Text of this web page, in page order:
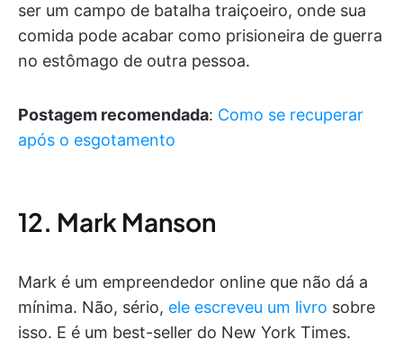
ser um campo de batalha traiçoeiro, onde sua
comida pode acabar como prisioneira de guerra
no estômago de outra pessoa.
Postagem recomendada: Como se recuperar
após o esgotamento
12. Mark Manson
Mark é um empreendedor online que não dá a
mínima. Não, sério, ele escreveu um livro sobre
isso. E é um best-seller do New York Times.